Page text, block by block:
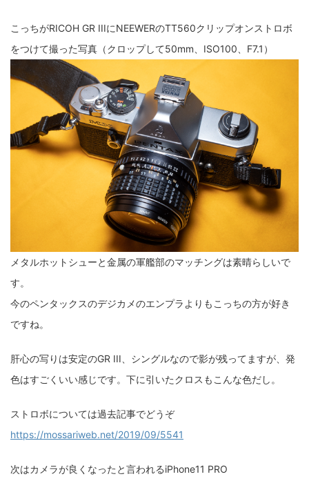
fujifilm game GR III hobby info iPad
iPhone K-1 Leica LENS LUMIX G100
LUMIX GF9 LUMIX L10 LUMIX S1
M(Typ240) minolta MX nikki Nikon
OLYMPUS om-1 II OM-3 om-5 II omsystem
osmo action3 panasonic pc
PENTAX photo Pocket 3 PS5
SIGMA SONY
TAMRON TG-6 THETA VILTROX X-T2
Z5
ZV-1 II α1 II α7CR α6700 フィルムカメラ
フォクトレンダー ライカIIf ライカM4 ライカM10
ライカM10-R ライカX2 ローライ35
こっちがRICOH GR IIIにNEEWERのTT560クリップオンストロボ
をつけて撮った写真（クロップして50mm、ISO100、F7.1）
メタルホットシューと金属の軍艦部のマッチングは素晴らしいで
す。
今のペンタックスのデジカメのエンプラよりもこっちの方が好き
ですね。
肝心の写りは安定のGR III、シングルなので影が残ってますが、発
色はすごくいい感じです。下に引いたクロスもこんな色だし。
ストロボについては過去記事でどうぞ
https://mossariweb.net/2019/09/5541
次はカメラが良くなったと言われるiPhone11 PRO